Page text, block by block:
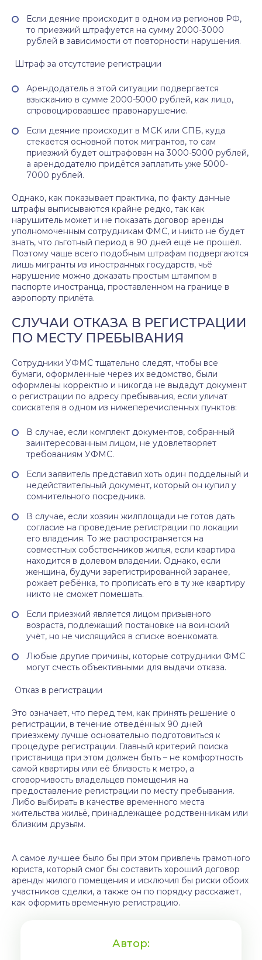
Если деяние происходит в одном из регионов РФ,
то приезжий штрафуется на сумму 2000-3000
рублей в зависимости от повторности нарушения.
Штраф за отсутствие регистрации
Арендодатель в этой ситуации подвергается
взысканию в сумме 2000-5000 рублей, как лицо,
спровоцировавшее правонарушение.
Если деяние происходит в МСК или СПБ, куда
стекается основной поток мигрантов, то сам
приезжий будет оштрафован на 3000-5000 рублей,
а арендодателю придётся заплатить уже 5000-
7000 рублей.
Однако, как показывает практика, по факту данные
штрафы выписываются крайне редко, так как
нарушитель может и не показать договор аренды
уполномоченным сотрудникам ФМС, и никто не будет
знать, что льготный период в 90 дней ещё не прошёл.
Поэтому чаще всего подобным штрафам подвергаются
лишь мигранты из иностранных государств, чьё
нарушение можно доказать простым штампом в
паспорте иностранца, проставленном на границе в
аэропорту прилёта.
СЛУЧАИ ОТКАЗА В РЕГИСТРАЦИИ
ПО МЕСТУ ПРЕБЫВАНИЯ
Сотрудники УФМС тщательно следят, чтобы все
бумаги, оформленные через их ведомство, были
оформлены корректно и никогда не выдадут документ
о регистрации по адресу пребывания, если уличат
соискателя в одном из нижеперечисленных пунктов:
В случае, если комплект документов, собранный
заинтересованным лицом, не удовлетворяет
требованиям УФМС.
Если заявитель представил хоть один поддельный и
недействительный документ, который он купил у
сомнительного посредника.
В случае, если хозяин жилплощади не готов дать
согласие на проведение регистрации по локации
его владения. То же распространяется на
совместных собственников жилья, если квартира
находится в долевом владении. Однако, если
женщина, будучи зарегистрированной заранее,
рожает ребёнка, то прописать его в ту же квартиру
никто не сможет помешать.
Если приезжий является лицом призывного
возраста, подлежащий постановке на воинский
учёт, но не числящийся в списке военкомата.
Любые другие причины, которые сотрудники ФМС
могут счесть объективными для выдачи отказа.
Отказ в регистрации
Это означает, что перед тем, как принять решение о
регистрации, в течение отведённых 90 дней
приезжему лучше основательно подготовиться к
процедуре регистрации. Главный критерий поиска
пристанища при этом должен быть – не комфортность
самой квартиры или её близость к метро, а
сговорчивость владельцев помещения на
предоставление регистрации по месту пребывания.
Либо выбирать в качестве временного места
жительства жильё, принадлежащее родственникам или
близким друзьям.
А самое лучшее было бы при этом привлечь грамотного
юриста, который смог бы составить хороший договор
аренды жилого помещения и исключил бы риски обоих
участников сделки, а также он по порядку расскажет,
как оформить временную регистрацию.
Автор: